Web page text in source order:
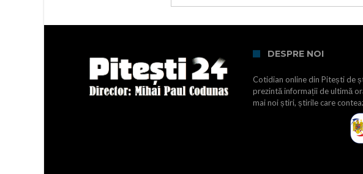
DESPRE NOI
Cotidian online din Pitești de
prezintă informații de ultimă
mai noi știri, știrile care